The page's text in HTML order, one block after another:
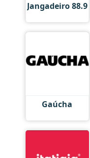
Jangadeiro 88.9
Gaúcha